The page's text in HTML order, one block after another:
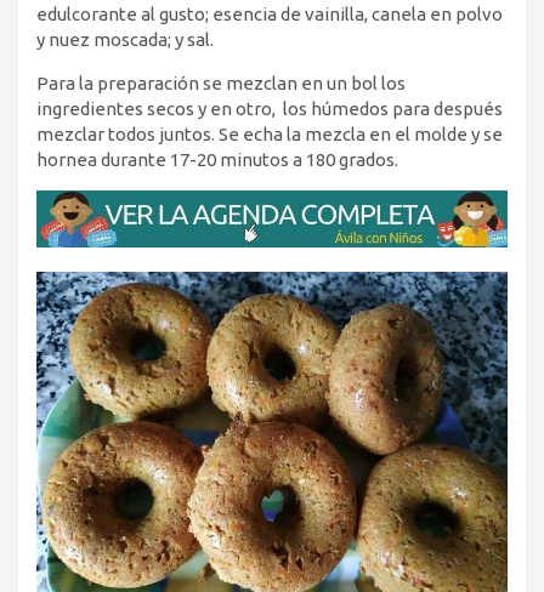
edulcorante al gusto; esencia de vainilla, canela en polvo
y nuez moscada; y sal.
Para la preparación se mezclan en un bol los
ingredientes secos y en otro, los húmedos para después
mezclar todos juntos. Se echa la mezcla en el molde y se
hornea durante 17-20 minutos a 180 grados.